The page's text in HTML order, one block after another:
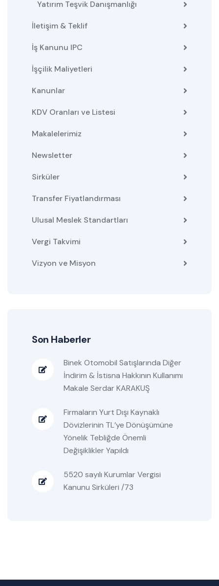
Yatırım Teşvik Danışmanlığı
İletişim & Teklif
İş Kanunu IPC
İşçilik Maliyetleri
Kanunlar
KDV Oranları ve Listesi
Makalelerimiz
Newsletter
Sirküler
Transfer Fiyatlandırması
Ulusal Meslek Standartları
Vergi Takvimi
Vizyon ve Misyon
Son Haberler
Binek Otomobil Satışlarında Diğer
İndirim & İstisna Hakkının Kullanımı
Makale Serdar KARAKUŞ
Firmaların Yurt Dışı Kaynaklı
Dövizlerinin TL’ye Dönüşümüne
Yönelik Tebliğde Önemli
Değişiklikler Yapıldı
5520 sayılı Kurumlar Vergisi
Kanunu Sirküleri /73